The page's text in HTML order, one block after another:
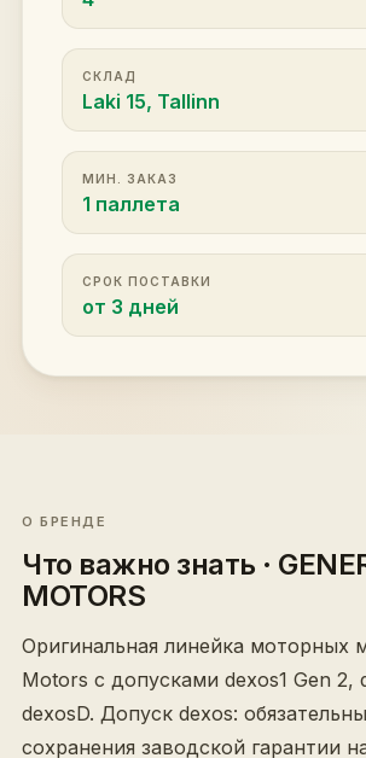
СКЛАД
Laki 15, Tallinn
МИН. ЗАКАЗ
1 паллета
СРОК ПОСТАВКИ
от 3 дней
О БРЕНДЕ
Что важно знать ·
MOTORS
Оригинальная линейка моторных
Motors с допусками dexos1 Gen 2,
dexosD. Допуск dexos:
сохранения заводской гарантии